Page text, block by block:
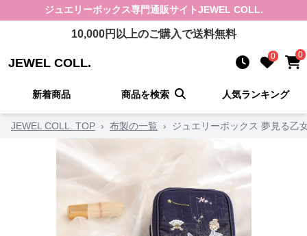
ジュエリーボックス専門通販サイトJEWEL COLL.
10,000円以上のご購入で送料無料
JEWEL COLL. 0 0
新着商品 商品を検索 人気ランキング
JEWEL COLL. TOP › 布製の一覧 › ジュエリーボックス 夢見る乙